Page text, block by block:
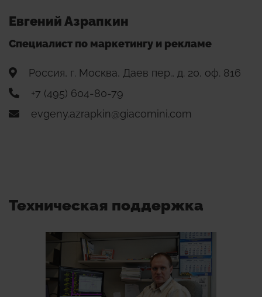
Евгений Азрапкин
Специалист по маркетингу и рекламе
Россия, г. Москва, Даев пер., д. 20, оф. 816
+7 (495) 604-80-79
evgeny.azrapkin@giacomini.com
Техническая поддержка